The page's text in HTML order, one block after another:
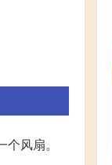
风扇。